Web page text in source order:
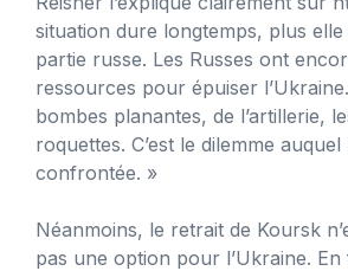
situation dure longtemps, plus
partie russe. Les Russes ont
ressources pour épuiser
bombes planantes, de l’artillerie,
roquettes. C’est le dilemme auquel
confrontée. »
Néanmoins, le retrait de Koursk
pas une option pour l’Ukraine. En